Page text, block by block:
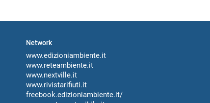
Network
www.edizioniambiente.it
www.reteambiente.it
www.nextville.it
www.rivistarifiuti.it
freebook.edizioniambiente.it/